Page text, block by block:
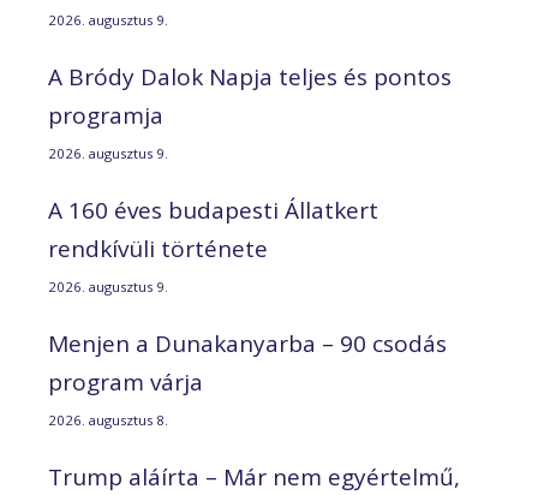
2026. augusztus 9.
A Bródy Dalok Napja teljes és pontos
programja
2026. augusztus 9.
A 160 éves budapesti Állatkert
rendkívüli története
2026. augusztus 9.
Menjen a Dunakanyarba – 90 csodás
program várja
2026. augusztus 8.
Trump aláírta – Már nem egyértelmű,